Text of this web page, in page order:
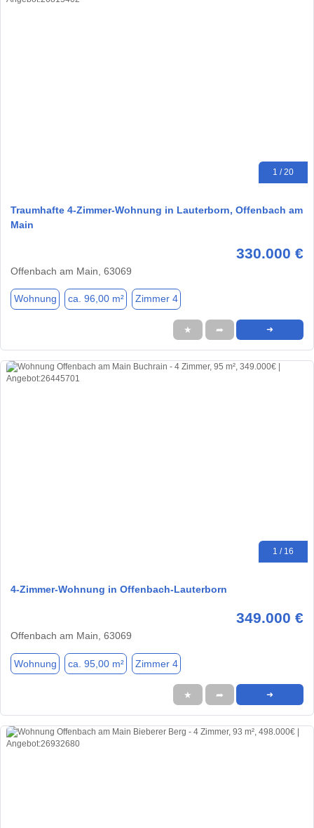
1 / 20
Traumhafte 4-Zimmer-Wohnung in Lauterborn, Offenbach am
Main
330.000 €
Offenbach am Main, 63069
Wohnung ca. 96,00 m² Zimmer 4
★ ➦ ➜
1 / 16
4-Zimmer-Wohnung in Offenbach-Lauterborn
349.000 €
Offenbach am Main, 63069
Wohnung ca. 95,00 m² Zimmer 4
★ ➦ ➜